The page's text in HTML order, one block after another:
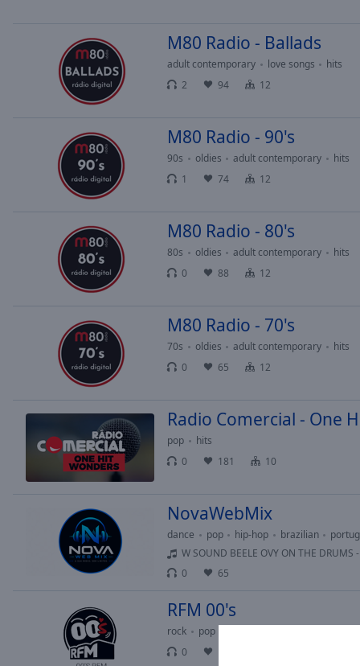
selected
subtitles
opens
subtitles
settings
dialog
selected
window.
M80 Radio - Ballads
adult contemporary love songs
hits
2
94 12
M80 Radio - 90's
90s oldies adult contemporary
hits
1
74 12
M80 Radio - 80's
80s oldies adult contemporary
hits
0
88 12
M80 Radio - 70's
70s oldies adult contemporary
hits
0
65 12
Radio Comercial - One
pop
hits
0
181 10
NovaWebMix
dance pop hip-hop brazilian
W SOUND BEELE OVY ON THE DRUMS
0
65
RFM 00's
rock pop
0